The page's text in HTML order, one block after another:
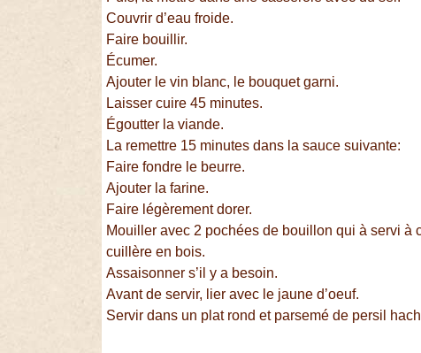
Couvrir d’eau froide.
Faire bouillir.
Écumer.
Ajouter le vin blanc, le bouquet garni.
Laisser cuire 45 minutes.
Égoutter la viande.
La remettre 15 minutes dans la sauce suivante:
Faire fondre le beurre.
Ajouter la farine.
Faire légèrement dorer.
Mouiller avec 2 pochées de bouillon qui à servi à
cuillère en bois.
Assaisonner s’il y a besoin.
Avant de servir, lier avec le jaune d’oeuf.
Servir dans un plat rond et parsemé de persil